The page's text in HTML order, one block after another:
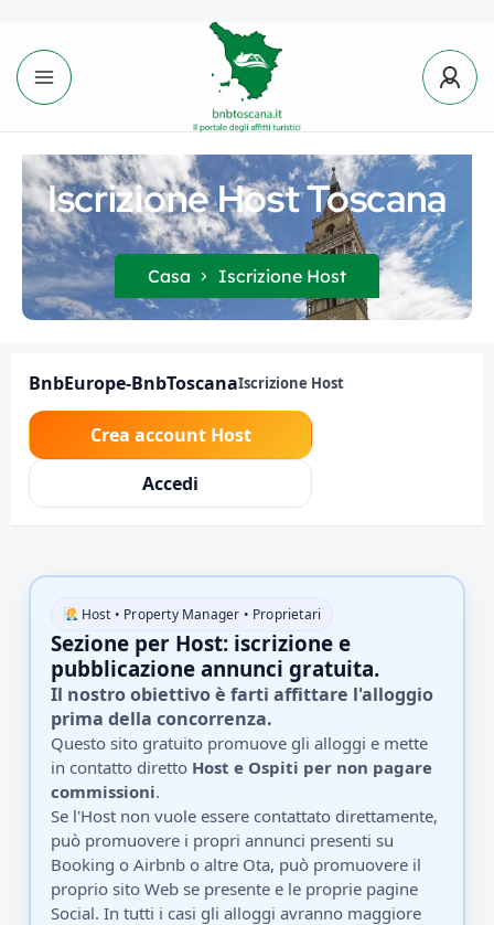
Iscrizione Host Toscana
Casa Iscrizione Host
BnbEurope-BnbToscanaIscrizione Host
Crea account Host
Accedi
BnbToscana – Iscrizione
Host • Property Manager • Proprietari
Sezione per Host: iscrizione e
pubblicazione annunci gratuita.
Il nostro obiettivo è farti affittare l'alloggio
prima della concorrenza.
Questo sito gratuito promuove gli alloggi e mette
in contatto diretto Host e Ospiti per non pagare
commissioni.
Se l'Host non vuole essere contattato direttamente,
può promuovere i propri annunci presenti su
Booking o Airbnb o altre Ota, può promuovere il
proprio sito Web se presente e le proprie pagine
Social. In tutti i casi gli alloggi avranno maggiore